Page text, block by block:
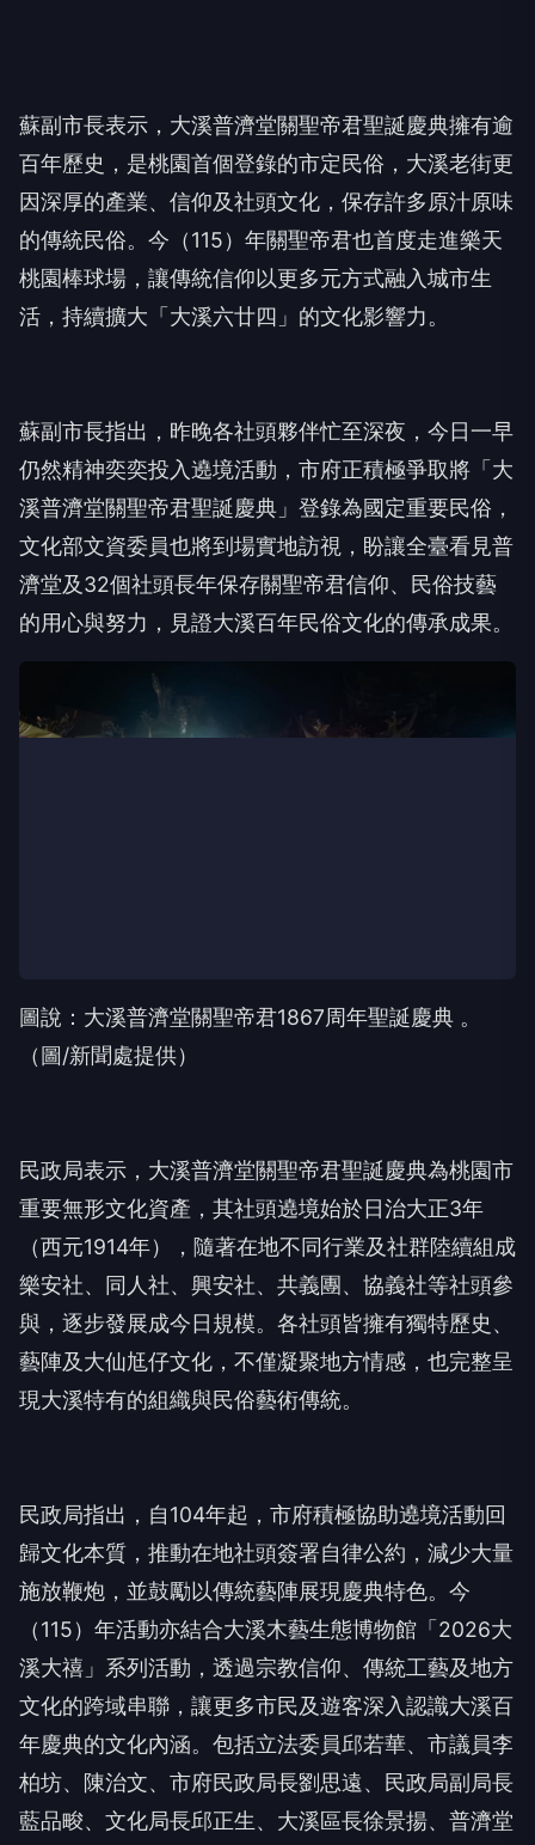
蘇副市長表示，大溪普濟堂關聖帝君聖誕慶典擁有逾
百年歷史，是桃園首個登錄的市定民俗，大溪老街更
因深厚的產業、信仰及社頭文化，保存許多原汁原味
的傳統民俗。今（115）年關聖帝君也首度走進樂天
桃園棒球場，讓傳統信仰以更多元方式融入城市生
活，持續擴大「大溪六廿四」的文化影響力。
蘇副市長指出，昨晚各社頭夥伴忙至深夜，今日一早
仍然精神奕奕投入遶境活動，市府正積極爭取將「大
溪普濟堂關聖帝君聖誕慶典」登錄為國定重要民俗，
文化部文資委員也將到場實地訪視，盼讓全臺看見普
濟堂及32個社頭長年保存關聖帝君信仰、民俗技藝
的用心與努力，見證大溪百年民俗文化的傳承成果。
圖說：大溪普濟堂關聖帝君1867周年聖誕慶典 。
（圖/新聞處提供）
民政局表示，大溪普濟堂關聖帝君聖誕慶典為桃園市
重要無形文化資產，其社頭遶境始於日治大正3年
（西元1914年），隨著在地不同行業及社群陸續組成
樂安社、同人社、興安社、共義團、協義社等社頭參
與，逐步發展成今日規模。各社頭皆擁有獨特歷史、
藝陣及大仙尪仔文化，不僅凝聚地方情感，也完整呈
現大溪特有的組織與民俗藝術傳統。
民政局指出，自104年起，市府積極協助遶境活動回
歸文化本質，推動在地社頭簽署自律公約，減少大量
施放鞭炮，並鼓勵以傳統藝陣展現慶典特色。今
（115）年活動亦結合大溪木藝生態博物館「2026大
溪大禧」系列活動，透過宗教信仰、傳統工藝及地方
文化的跨域串聯，讓更多市民及遊客深入認識大溪百
年慶典的文化內涵。包括立法委員邱若華、市議員李
柏坊、陳治文、市府民政局長劉思遠、民政局副局長
藍品畯、文化局長邱正生、大溪區長徐景揚、普濟堂